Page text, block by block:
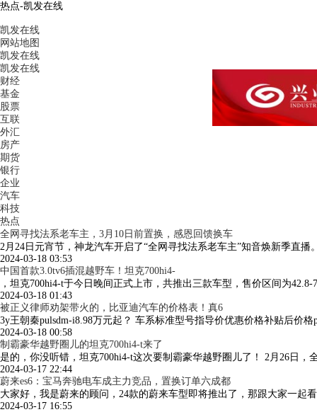
热点-凯发在线
凯发在线
网站地图
凯发在线
凯发在线
财经
基金
股票
互联
外汇
房产
期货
银行
企业
汽车
科技
热点
全网寻找法系老车主，3月10日前置换，感恩回馈换车
2月24日元宵节，神龙汽车开启了“全网寻找法系老车主”知音焕新季直
2024-03-18 03:53
中国首款3.0tv6插混越野车！坦克700hi4-
，坦克700hi4-t于今日晚间正式上市，共推出三款车型，售价区间为
2024-03-18 01:43
被正义律师劝架带火的，比亚迪汽车的价格表！真6
3y王朝秦pulsdm-i8.98万元起？ 车系标准型号指导价优惠价格补贴后价格
2024-03-18 00:58
制霸豪华越野圈儿的坦克700hi4-t来了
是的，你没听错，坦克700hi4-t这次要制霸豪华越野圈儿了！ 2月26日
2024-03-17 22:44
蔚来es6：宝马奔驰电车成主力竞品，置换订单六成都
大家好，我是蔚来的顾问，24款的蔚来车型即将推出了，那跟大家一起
2024-03-17 16:55